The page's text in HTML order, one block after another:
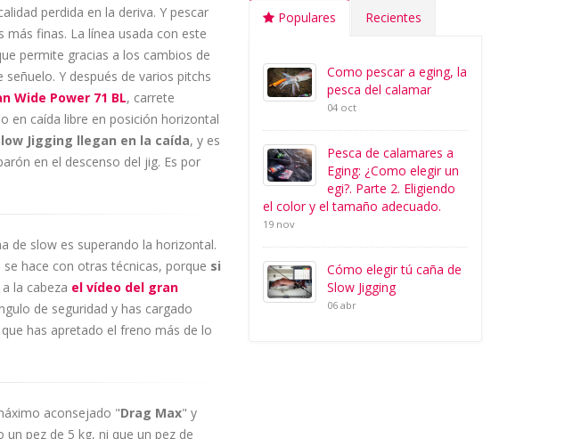
perdida en la deriva. Y pescar
finas. La línea usada con este
permite gracias a los cambios de
Y después de varios pitchs
Wide Power 71 BL, carrete
en caída libre en posición horizontal
Jigging llegan en la caída, y es
en el descenso del jig. Es por
de slow es superando la horizontal.
hace con otras técnicas, porque si
la cabeza el vídeo del gran
de seguridad y has cargado
has apretado el freno más de lo
aconsejado "Drag Max" y
pez de 5 kg, ni que un pez de
Populares Recientes
Como pescar a eging, la
pesca del calamar
04 oct
Pesca de calamares a
Eging: ¿Como elegir un
egi?. Parte 2. Eligiendo
el color y el tamaño adecuado.
19 nov
Cómo elegir tú caña de
Slow Jigging
06 abr